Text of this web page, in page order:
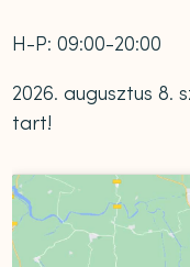
H-P: 09:00-20:00
2026. augusztus
tart!